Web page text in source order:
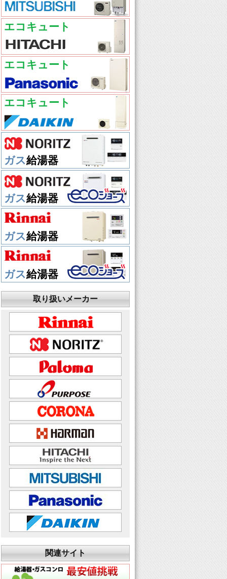
エコキュート
エコキュート
エコキュート
ガス給湯器
ガス給湯器
ガス給湯器
ガス給湯器
取り扱いメーカー
関連サイト